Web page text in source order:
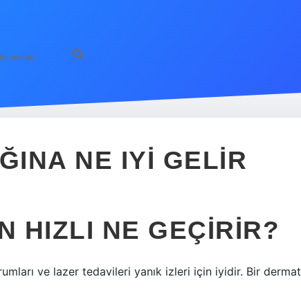
NE IYI GELIR
HIZLI NE GEÇIRIR?
ve lazer tedavileri yanık izleri için iyidir. Bir